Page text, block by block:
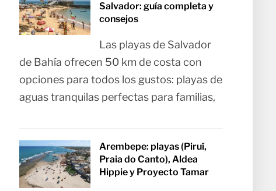
Salvador: guía completa y
consejos
Las playas de Salvador
de Bahía ofrecen 50 km de costa con
opciones para todos los gustos: playas de
aguas tranquilas perfectas para familias,
Arembepe: playas (Piruí,
Praia do Canto), Aldea
Hippie y Proyecto Tamar